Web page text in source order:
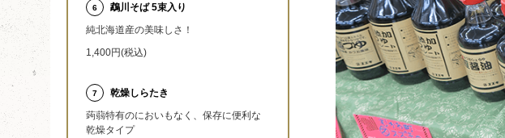
6
鵡川そば 5束入り
純北海道産の美味しさ！
1,400円(税込)
7
乾燥しらたき
蒟蒻特有のにおいもなく、保存に便利な
乾燥タイプ